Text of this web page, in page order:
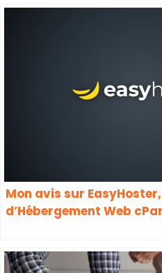
Mon avis sur
d’Hébergement Web
sérieux ?